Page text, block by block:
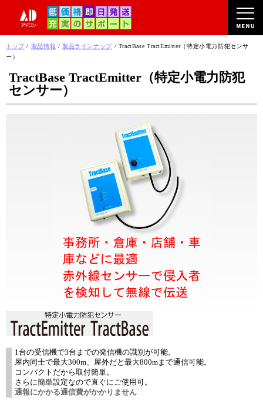
このページの本文へ
現
在
位
置：
トップ/ 製品情報 / 製品ラインナップ/ TractBase TractEmitter（特定小電力防犯センサ
ー）
TractBase TractEmitter（特定小電力防犯
センサー）
1台の受信機で3台までの発信機の識別が可能。
屋内同士で最大300m、屋外だと最大800mまで通信可能。
コンパクトだから取付簡単。
さらに簡単設定なので直ぐにご使用可。
通報にかかる通信費がかかりません